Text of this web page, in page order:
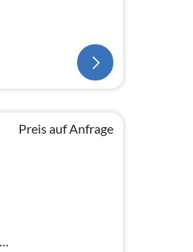
Preis auf Anfrage